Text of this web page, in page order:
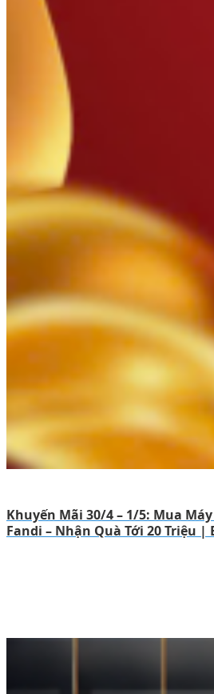
Khuyến Mãi 30/4 – 1/5: Mua
Fandi – Nhận Quà Tới 20 Triệu |